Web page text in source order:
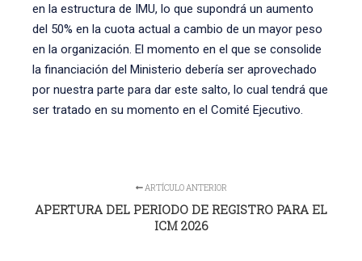
en la estructura de IMU, lo que supondrá un aumento
del 50% en la cuota actual a cambio de un mayor peso
en la organización. El momento en el que se consolide
la financiación del Ministerio debería ser aprovechado
por nuestra parte para dar este salto, lo cual tendrá que
ser tratado en su momento en el Comité Ejecutivo.
ARTÍCULO ANTERIOR
APERTURA DEL PERIODO DE REGISTRO PARA EL
ICM 2026